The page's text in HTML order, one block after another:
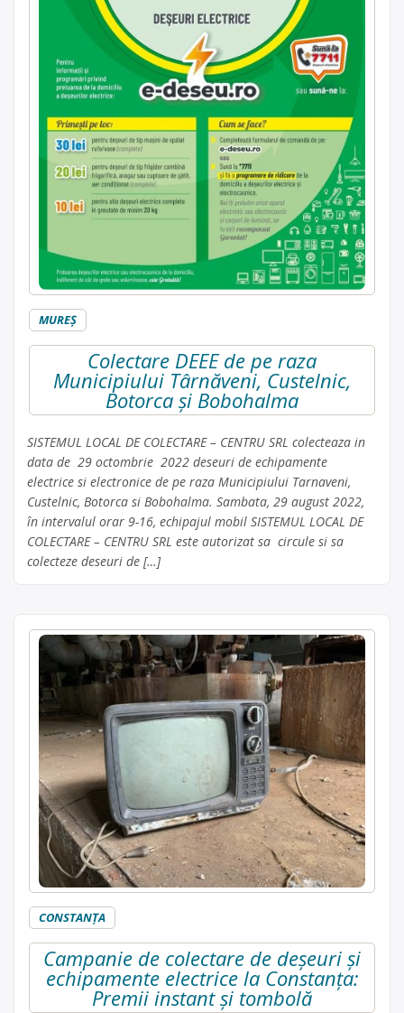
MUREŞ
Colectare DEEE de pe raza
Municipiului Târnăveni, Custelnic,
Botorca și Bobohalma
SISTEMUL LOCAL DE COLECTARE – CENTRU SRL colecteaza in
data de 29 octombrie 2022 deseuri de echipamente
electrice si electronice de pe raza Municipiului Tarnaveni,
Custelnic, Botorca si Bobohalma. Sambata, 29 august 2022,
în intervalul orar 9-16, echipajul mobil SISTEMUL LOCAL DE
COLECTARE – CENTRU SRL este autorizat sa circule si sa
colecteze deseuri de […]
CONSTANŢA
Campanie de colectare de deșeuri și
echipamente electrice la Constanța:
Premii instant și tombolă